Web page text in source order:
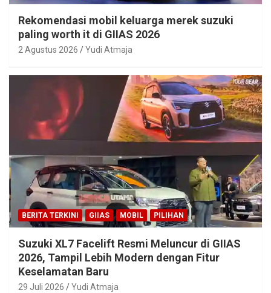
Rekomendasi mobil keluarga merek suzuki
paling worth it di GIIAS 2026
2 Agustus 2026 Yudi Atmaja
BERITA TERKINI GIIAS MOBIL PILIHAN
Suzuki XL7 Facelift Resmi Meluncur di GIIAS
2026, Tampil Lebih Modern dengan Fitur
Keselamatan Baru
29 Juli 2026 Yudi Atmaja